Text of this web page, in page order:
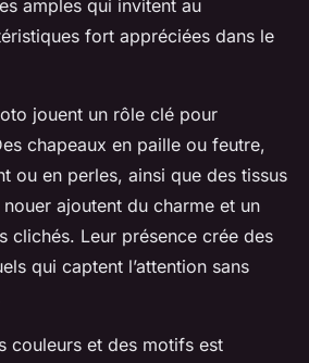
amples qui invitent au
fort appréciées dans le
jouent un rôle clé pour
chapeaux en paille ou feutre,
ou en perles, ainsi que des tissus
ajoutent du charme et un
clichés. Leur présence crée des
qui captent l’attention sans
couleurs et des motifs est